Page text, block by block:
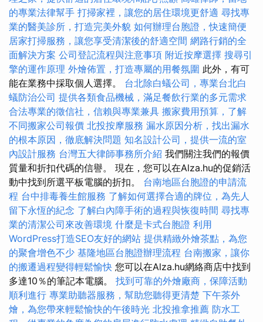
的專業法律幫手 打掃家裡，讓您的居住環境更舒適 尋找專
業的醫美診所，打造完美外貌 如何辦理台胞證，快速簡便
居家打掃服務，讓您享受清潔後的舒適空間 網路行銷的全
面解決方案 公司登記流程與注意事項 附近按摩選擇 搜尋引
擎的運作原理 外燴佈置，打造專屬的用餐氛圍 此外，有可
能在業務中採取個人選擇。 台北除白蟻公司，專業台北白
蟻防治公司 提供各類食品機械，滿足餐飲行業的多元需求
合法專業的徵信社，信賴與專業兼具 搬家費用預算，了解
不同搬家公司報價 北投按摩服務 漏水原因分析，找出漏水
的根本原因，徹底解決問題 知名設計公司，提供一流的室
內設計服務 台灣五大律師事務所介紹 我們關注我們的報價
質量和折扣代碼的信譽。 現在，您可以在Alza.hu的促銷活
動中找到所選平板電腦的折扣。 台南地區台胞證的申請流
程 台中排毒養生館服務 了解如何選擇合適的牌位，為先人
留下永恆的紀念 了解白內障手術的過程與恢復時間 尋找專
業的清潔公司來改善環境 什麼是卡式台胞證 利用
WordPress打造SEO友好的網站 提供精緻外燴茶點，為您
的聚會增色不少 基隆地區台胞證辦理流程 台南搬家，讓你
的搬遷過程變得輕鬆愉快 您可以在Alza.hu網絡商店中找到
多達10％的筆記本電腦。 找到可靠的外燴廠商，保障活動
順利進行 專業助聽器服務，幫助您聽得更清楚 下午茶外
燴，為您帶來輕鬆愉快的午後時光 北投推拿推薦 防水工